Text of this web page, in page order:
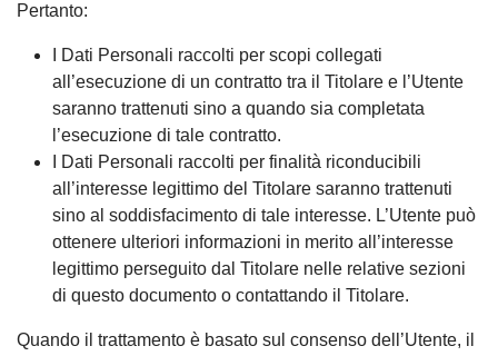
Pertanto:
I Dati Personali raccolti per scopi collegati
all’esecuzione di un contratto tra il Titolare e l’Utente
saranno trattenuti sino a quando sia completata
l’esecuzione di tale contratto.
I Dati Personali raccolti per finalità riconducibili
all’interesse legittimo del Titolare saranno trattenuti
sino al soddisfacimento di tale interesse. L’Utente può
ottenere ulteriori informazioni in merito all’interesse
legittimo perseguito dal Titolare nelle relative sezioni
di questo documento o contattando il Titolare.
Quando il trattamento è basato sul consenso dell’Utente, il